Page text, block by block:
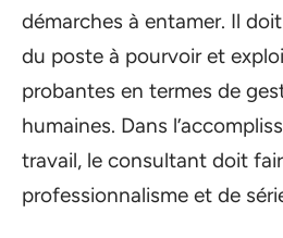
démarches à entamer. Il
du poste à pourvoir et
probantes en termes de
humaines. Dans
travail, le consultant doit
professionnalisme et de